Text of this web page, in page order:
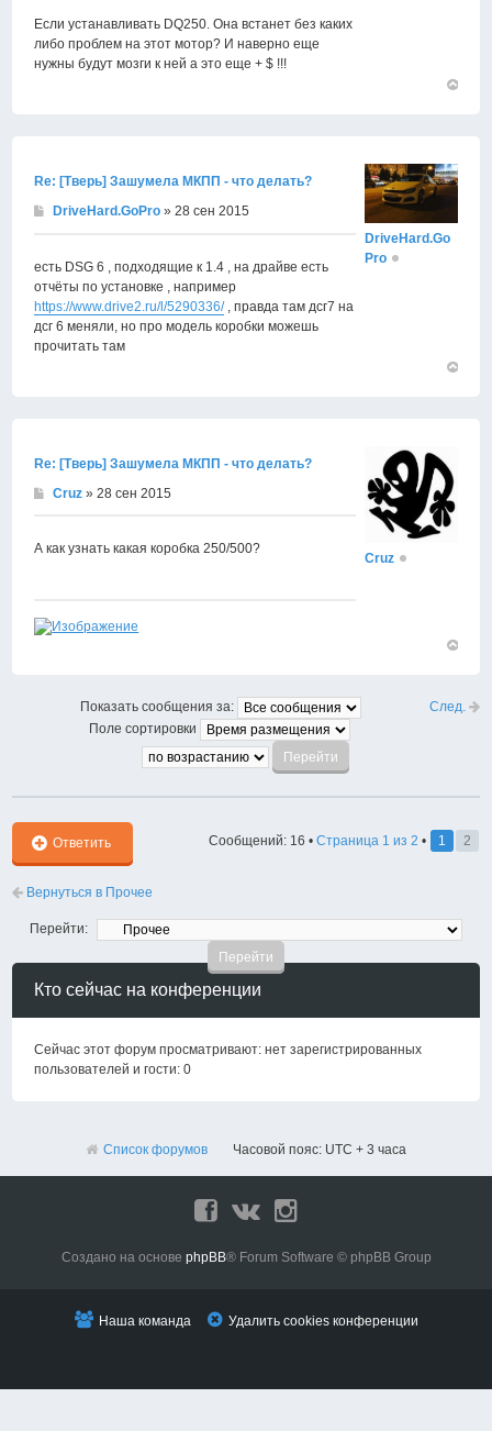
Если устанавливать DQ250. Она встанет без каких
либо проблем на этот мотор? И наверно еще
нужны будут мозги к ней а это еще + $ !!!
Re: [Тверь] Зашумела МКПП - что делать?
DriveHard.GoPro » 28 сен 2015
есть DSG 6 , подходящие к 1.4 , на драйве есть
отчёты по установке , например
https://www.drive2.ru/l/5290336/, правда там дсг7 на
дсг 6 меняли, но про модель коробки можешь
прочитать там
DriveHard.Go
Pro
Re: [Тверь] Зашумела МКПП - что делать?
Cruz » 28 сен 2015
А как узнать какая коробка 250/500?
Cruz
началу
След.
Показать сообщения за:
Поле сортировки
Ответить Сообщений: 16 • Страница 1 из 2 • 1 2
Вернуться в Прочее
Перейти:
Кто сейчас на конференции
Сейчас этот форум просматривают: нет зарегистрированных
пользователей и гости: 0
Список форумов Часовой пояс: UTC + 3 часа
Создано на основе phpBB® Forum Software © phpBB Group
Наша команда Удалить cookies конференции